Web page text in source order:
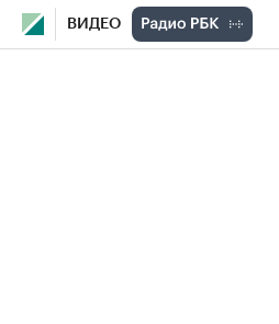
ВИДЕО